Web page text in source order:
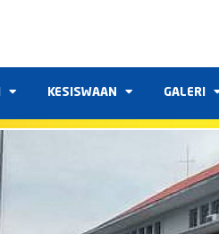
KESISWAAN GALERI